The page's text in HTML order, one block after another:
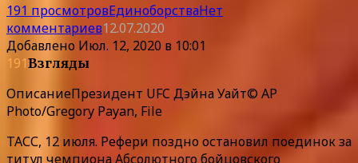
191 просмотровЕдиноборстваНет
комментариев12.07.2020
Добавлено Июл. 12, 2020 в 10:01
191Взгляды
ОписаниеПрезидент UFC Дэйна Уайт© AP
Photo/Gregory Payan, File
ТАСС, 12 июля. Рефери поздно остановил поединок за
титул чемпиона Абсолютного бойцовского